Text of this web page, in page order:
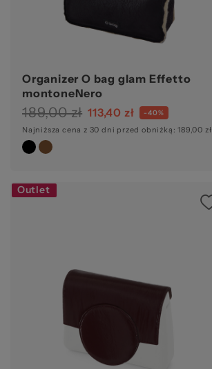
Organizer O bag glam Effetto
montoneNero
189,00 zł 113,40 zł -40%
Najniższa cena z 30 dni przed obniżką: 189,00 zł
Outlet